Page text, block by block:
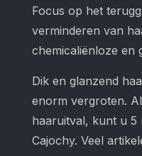
Focus op het
verminderen van
chemicaliënloze en
Dik en glanzend
enorm vergroten.
haaruitval, kunt u 5
Cajochy. Veel